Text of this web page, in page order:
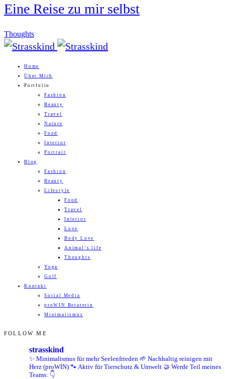
Eine Reise zu mir selbst
Thoughts
Home
Über Mich
Portfolio
Fashion
Beauty
Travel
Nature
Food
Interior
Portrait
Blog
Fashion
Beauty
Lifestyle
Food
Travel
Interior
Love
Body Love
Animal’s life
Thoughts
Yoga
Golf
Kontakt
Social Media
proWIN Beraterin
Minimalismus
FOLLOW ME
strasskind
✨ Minimalismus für mehr Seelenfrieden 🌱 Nachhaltig reinigen mit
Herz (proWIN) 🐾 Aktiv für Tierschutz & Umwelt 🤝 Werde Teil meines
Teams: 👇